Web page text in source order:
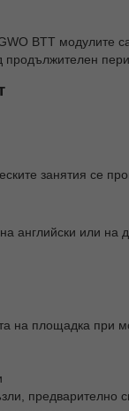
BTT модулите
продължителен
занятия се
английски или на
на площадка при
предварително